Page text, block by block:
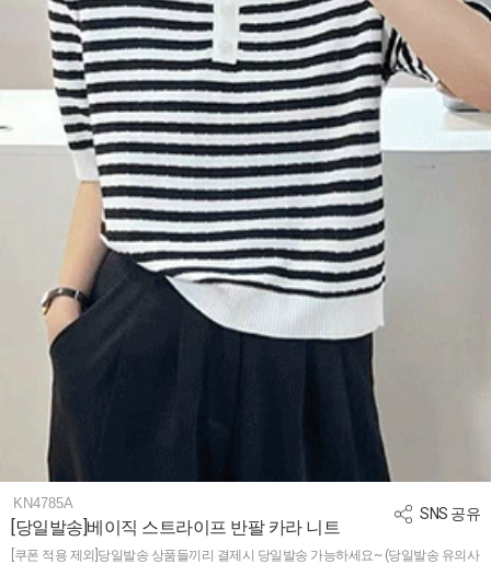
SNS 공유
KN4785A
[당일발송]베이직 스트라이프 반팔 카라 니트
[쿠폰 적용 제외]당일발송 상품들끼리 결제시 당일발송 가능하세요~ (당일발송 유의사